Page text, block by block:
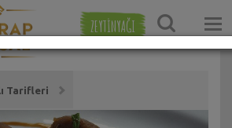
ZEYTİNYAĞI
Tarifleri